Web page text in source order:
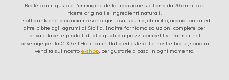
Bibite con il gusto e l’immagine della tradizione siciliana da 70 anni, con
ricette originali e ingredienti naturali.
I soft drink che produciamo sono: gassosa, spuma, chinotto, acqua tonica ed
altre bibite agli agrumi di Sicilia. Inoltre forniamo soluzioni complete per
private label e prodotti di alta qualità a prezzi competitivi. Partner nel
beverage per la GDO e l’Ho.re.ca in Italia ed estero. Le nostre bibite, sono in
vendita sul nostro e-shop, per gustarle a casa in ogni momento.